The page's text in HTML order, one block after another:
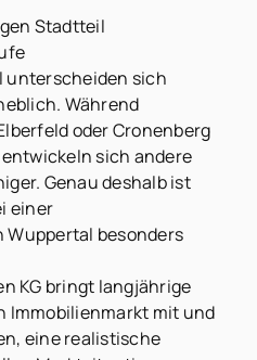
Stadtteil
unterscheiden sich
Während
oder Cronenberg
sich andere
Genau deshalb ist
einer
besonders
KG bringt langjährige
Immobilienmarkt mit und
eine realistische